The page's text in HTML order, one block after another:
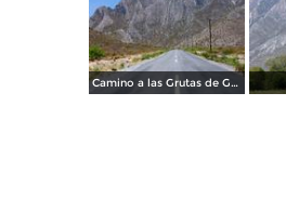
Camino a las Grutas de García